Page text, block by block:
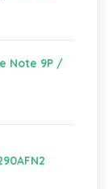
Note 9P /